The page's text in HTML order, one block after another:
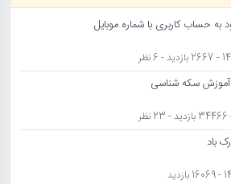
حساب کاربری با شماره موبایل
آموزش سکه شناسی